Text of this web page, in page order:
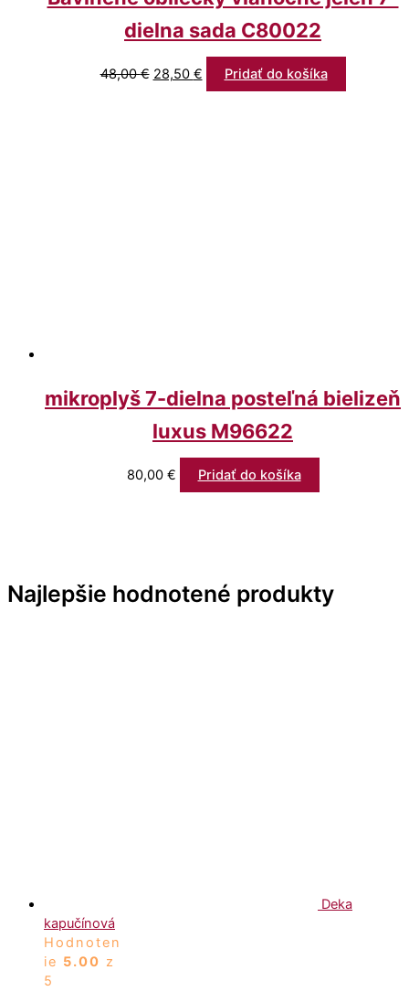
Najlepšie hodnotené produkty
Deka
kapučínová
Hodnoten
ie 5.00 z
5
dielna sada C80022
48,00€ 28,50 € Pridať do košíka
mikroplyš 7-dielna posteľná bielizeň
luxus M96622
80,00 € Pridať do košíka